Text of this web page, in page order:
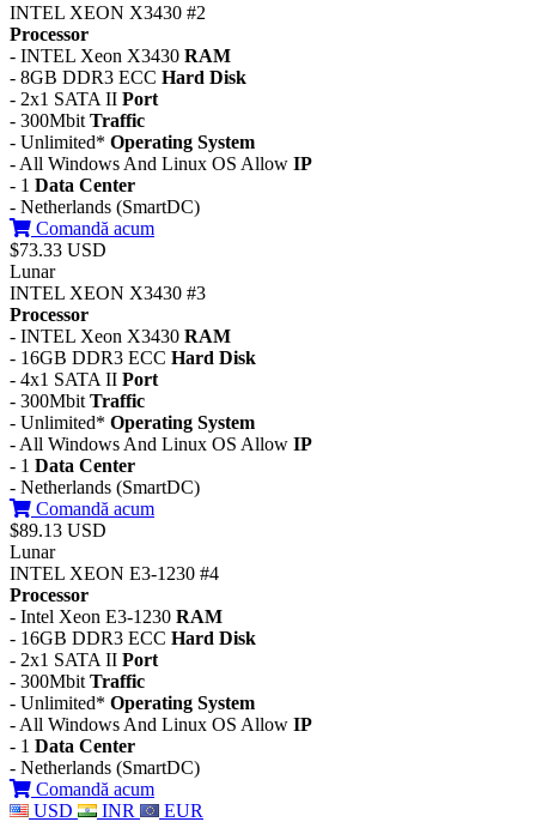
INTEL XEON X3430 #2
Processor
- INTEL Xeon X3430 RAM
- 8GB DDR3 ECC Hard Disk
- 2x1 SATA II Port
- 300Mbit Traffic
- Unlimited* Operating System
- All Windows And Linux OS Allow IP
- 1 Data Center
- Netherlands (SmartDC)
Comandă acum
$73.33 USD
Lunar
INTEL XEON X3430 #3
Processor
- INTEL Xeon X3430 RAM
- 16GB DDR3 ECC Hard Disk
- 4x1 SATA II Port
- 300Mbit Traffic
- Unlimited* Operating System
- All Windows And Linux OS Allow IP
- 1 Data Center
- Netherlands (SmartDC)
Comandă acum
$89.13 USD
Lunar
INTEL XEON E3-1230 #4
Processor
- Intel Xeon E3-1230 RAM
- 16GB DDR3 ECC Hard Disk
- 2x1 SATA II Port
- 300Mbit Traffic
- Unlimited* Operating System
- All Windows And Linux OS Allow IP
- 1 Data Center
- Netherlands (SmartDC)
Comandă acum
USD
INR EUR